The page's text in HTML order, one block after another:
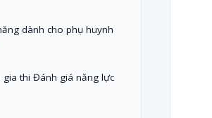
dành cho phụ huynh
thi Đánh giá năng lực